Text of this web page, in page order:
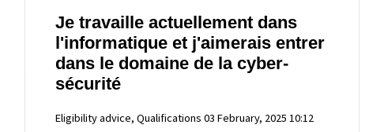
Je travaille actuellement dans
l'informatique et j'aimerais entrer
dans le domaine de la cyber-
sécurité
Eligibility advice, Qualifications 03 February, 2025 10:12